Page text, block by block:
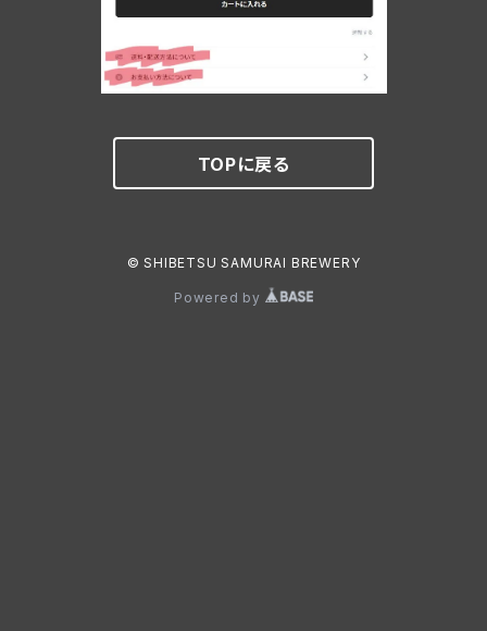
TOPに戻る
© SHIBETSU SAMURAI BREWERY
Powered by